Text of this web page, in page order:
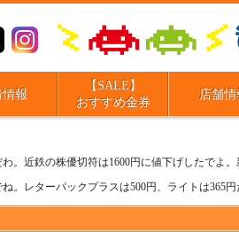
報
【SALE】
おすすめ金券
店舗情
。近鉄の株優切符は1600円に値下げしたでよ
。レターパックプラスは500円、ライトは365円